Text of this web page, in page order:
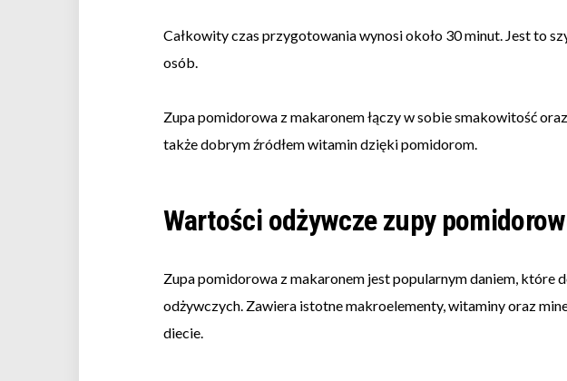
Całkowity czas przygotowania wynosi około 30 minut. Jest to
osób.
Zupa pomidorowa z makaronem łączy w sobie smakowitość
także dobrym źródłem witamin dzięki pomidorom.
Wartości odżywcze zupy
Zupa pomidorowa z makaronem jest popularnym daniem, które
odżywczych. Zawiera istotne makroelementy, witaminy oraz
diecie.